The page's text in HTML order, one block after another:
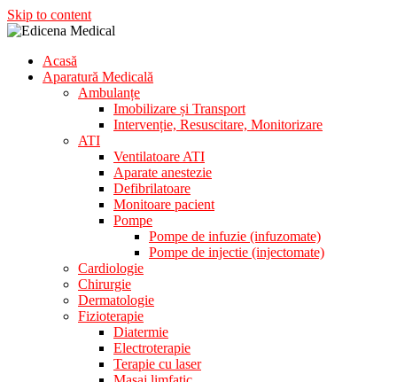
Skip to content
Edicena Medical
Aparatura Medicala
Acasă
Aparatură Medicală
Ambulanțe
Imobilizare și Transport
Intervenție, Resuscitare, Monitorizare
ATI
Ventilatoare ATI
Aparate anestezie
Defibrilatoare
Monitoare pacient
Pompe
Pompe de infuzie (infuzomate)
Pompe de injectie (injectomate)
Cardiologie
Chirurgie
Dermatologie
Fizioterapie
Diatermie
Electroterapie
Terapie cu laser